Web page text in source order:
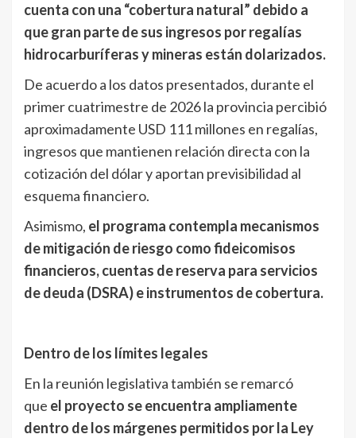
cuenta con una “cobertura natural” debido a
que gran parte de sus ingresos por regalías
hidrocarburíferas y mineras están dolarizados.
De acuerdo a los datos presentados, durante el
primer cuatrimestre de 2026 la provincia percibió
aproximadamente USD 111 millones en regalías,
ingresos que mantienen relación directa con la
cotización del dólar y aportan previsibilidad al
esquema financiero.
Asimismo, el programa contempla mecanismos
de mitigación de riesgo como fideicomisos
financieros, cuentas de reserva para servicios
de deuda (DSRA) e instrumentos de cobertura.
Dentro de los límites legales
En la reunión legislativa también se remarcó
que el proyecto se encuentra ampliamente
dentro de los márgenes permitidos por la Ley